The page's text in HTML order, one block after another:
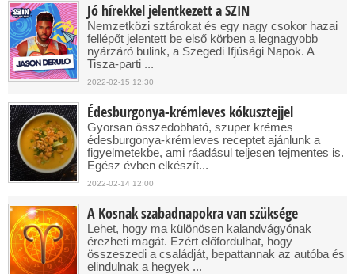
Jó hírekkel jelentkezett a SZIN
Nemzetközi sztárokat és egy nagy csokor hazai
fellépőt jelentett be első körben a legnagyobb
nyárzáró bulink, a Szegedi Ifjúsági Napok. A
Tisza-parti ...
2022-02-15 12:30
Édesburgonya-krémleves kókusztejjel
Gyorsan összedobható, szuper krémes
édesburgonya-krémleves receptet ajánlunk a
figyelmetekbe, ami ráadásul teljesen tejmentes is.
Egész évben elkészít...
2022-02-14 12:00
A Kosnak szabadnapokra van szüksége
Lehet, hogy ma különösen kalandvágyónak
érezheti magát. Ezért előfordulhat, hogy
összeszedi a családját, bepattannak az autóba és
elindulnak a hegyek ...